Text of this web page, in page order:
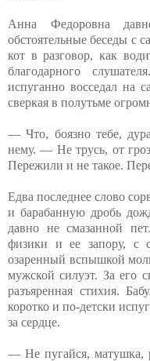
Анна Федоровна
обстоятельные беседы с
кот в разговор, как
благодарного
испуганно восседал на
сверкая в полутьме
— Что, боязно тебе,
нему. — Не трусь, от
Пережили и не такое.
Едва последнее слово
и барабанную дробь
давно не смазанной
физики и ее запору, с
озаренный вспышкой
мужской силуэт. За его
разъяренная стихия.
коротко и по-детски
за сердце.
— Не пугайся, матушка,